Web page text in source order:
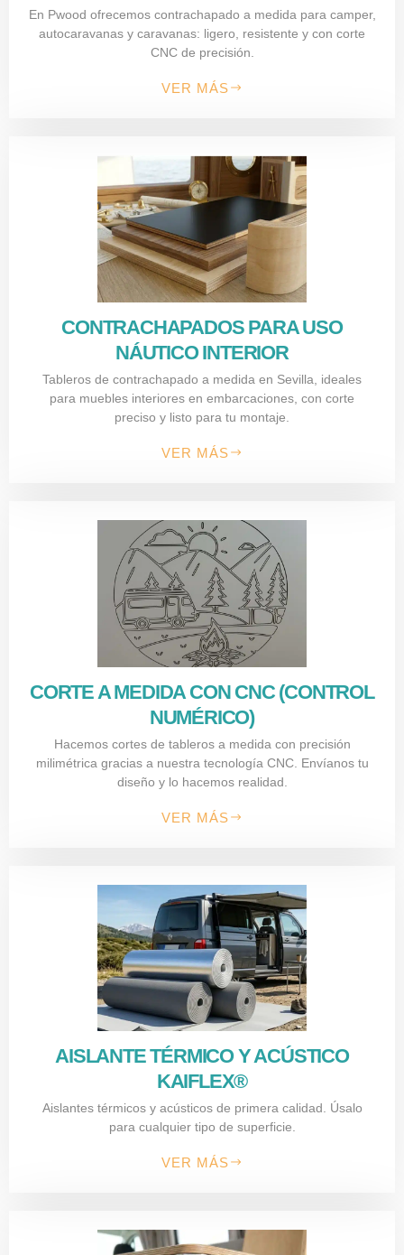
En Pwood ofrecemos contrachapado a medida para camper,
autocaravanas y caravanas: ligero, resistente y con corte
CNC de precisión.
VER MÁS
CONTRACHAPADOS PARA USO
NÁUTICO INTERIOR
Tableros de contrachapado a medida en Sevilla, ideales
para muebles interiores en embarcaciones, con corte
preciso y listo para tu montaje.
VER MÁS
CORTE A MEDIDA CON CNC (CONTROL
NUMÉRICO)
Hacemos cortes de tableros a medida con precisión
milimétrica gracias a nuestra tecnología CNC. Envíanos tu
diseño y lo hacemos realidad.
VER MÁS
AISLANTE TÉRMICO Y ACÚSTICO
KAIFLEX®
Aislantes térmicos y acústicos de primera calidad. Úsalo
para cualquier tipo de superficie.
VER MÁS